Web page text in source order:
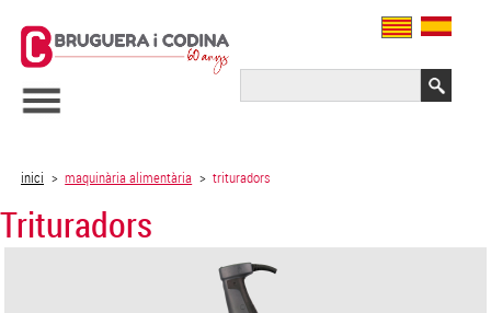
inici > maquinària alimentària > trituradors
Trituradors